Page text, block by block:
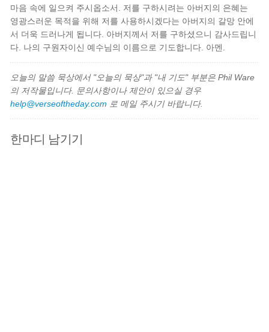
마음 속에 일으켜 주시옵소서. 저를 구하시려는 아버지의 은혜는
영광스러운 목적을 위해 저를 사용하시겠다는 아버지의 갈망 안에
서 더욱 드러나게 됩니다. 아버지께서 저를 구하셨으니 감사드립니
다. 나의 구원자이신 예수님의 이름으로 기도합니다. 아멘.
오늘의 말씀 묵상에서 "오늘의 묵상"과 "내 기도" 부분은 Phil Ware
의 저작물입니다. 문의사항이나 제안이 있으실 경우
help@verseoftheday.com 로 메일 주시기 바랍니다.
한마디 남기기